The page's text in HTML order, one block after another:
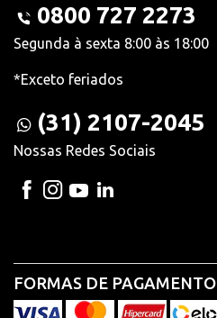
0800 727 2273
Segunda à sexta 8:00 às 18:00
*Exceto feriados
(31) 2107-2045
Nossas Redes Sociais
FORMAS DE PAGAMENTO